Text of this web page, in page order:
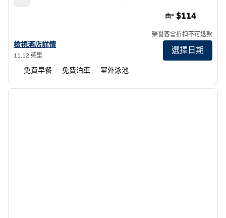
查看阿羅約格蘭德/皮斯莫海灘區希爾頓歡朋酒店詳情
檢視酒店詳情
11.12 英里
由* $114
榮譽客會折扣不可退款
選擇日期
免費早餐 免費泊車 室外泳池
第 1 頁，共 12 頁
下一